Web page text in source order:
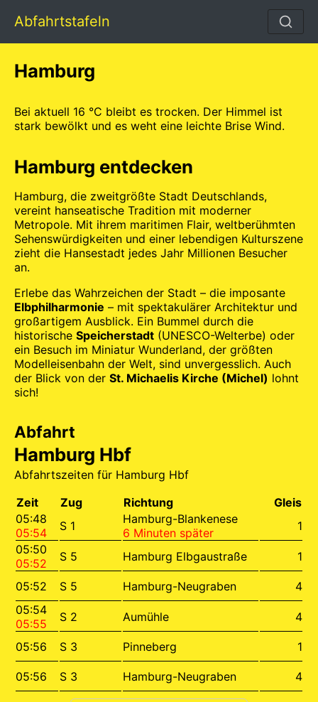
Abfahrtstafeln
Hamburg
Bei aktuell 16 °C bleibt es trocken. Der Himmel ist
stark bewölkt und es weht eine leichte Brise Wind.
Hamburg entdecken
Hamburg, die zweitgrößte Stadt Deutschlands,
vereint hanseatische Tradition mit moderner
Metropole. Mit ihrem maritimen Flair, weltberühmten
Sehenswürdigkeiten und einer lebendigen Kulturszene
zieht die Hansestadt jedes Jahr Millionen Besucher
an.
Erlebe das Wahrzeichen der Stadt – die imposante
Elbphilharmonie – mit spektakulärer Architektur und
großartigem Ausblick. Ein Bummel durch die
historische Speicherstadt (UNESCO-Welterbe) oder
ein Besuch im Miniatur Wunderland, der größten
Modelleisenbahn der Welt, sind unvergesslich. Auch
der Blick von der St. Michaelis Kirche (Michel) lohnt
sich!
Abfahrt
Hamburg Hbf
Abfahrtszeiten für Hamburg Hbf
Zeit
Zug Richtung
Gleis
05:48
05:54
S 1
Hamburg-Blankenese
6 Minuten später
1
05:50
05:52
S 5 Hamburg Elbgaustraße 1
05:52 S 5 Hamburg-Neugraben
4
05:54
05:55
S 2 Aumühle 4
05:56 S 3 Pinneberg 1
05:56 S 3 Hamburg-Neugraben 4